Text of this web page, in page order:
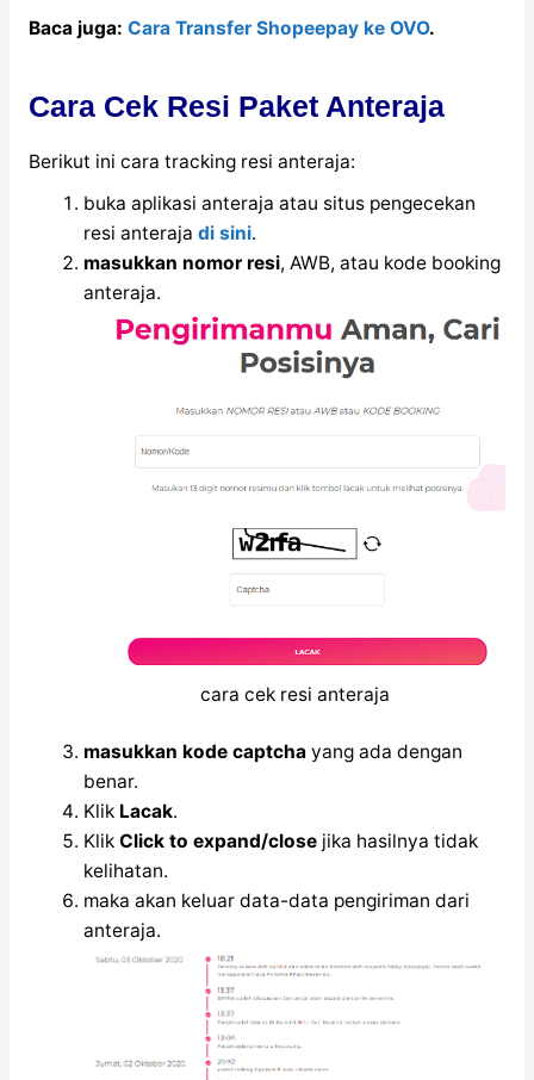
Baca juga: Cara Transfer Shopeepay ke OVO.
Cara Cek Resi Paket Anteraja
Berikut ini cara tracking resi anteraja:
buka aplikasi anteraja atau situs pengecekan
resi anterajadi sini.
masukkan nomor resi, AWB, atau kode booking
anteraja.
cara cek resi anteraja
masukkan kode captcha yang ada dengan
benar.
Klik Lacak.
KlikClick to expand/close jika hasilnya tidak
kelihatan.
maka akan keluar data-data pengiriman dari
anteraja.